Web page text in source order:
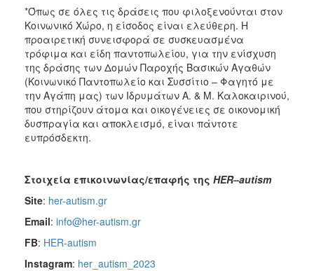
*Όπως σε όλες τις δράσεις που φιλοξενούνται στον
Κοινωνικό Χώρο, η είσοδος είναι ελεύθερη. Η
προαιρετική συνεισφορά σε συσκευασμένα
τρόφιμα και είδη παντοπωλείου, για την ενίσχυση
της δράσης των Δομών Παροχής Βασικών Αγαθών
(Κοινωνικό Παντοπωλείο και Συσσίτιο – Φαγητό με
την Αγάπη μας) των Ιδρυμάτων Α. & Μ. Καλοκαιρινού,
που στηρίζουν άτομα και οικογένειες σε οικονομική
δυσπραγία και αποκλεισμό, είναι πάντοτε
ευπρόσδεκτη.
Στοιχεία επικοινωνίας/επαφής της HER–autism
Site: her-autism.gr
Email: info@her-autism.gr
FB: HER-autism
Instagram: her_autism_2023